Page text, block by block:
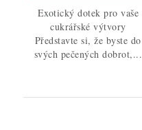
Exotický dotek pro vaše
cukrářské výtvory
Představte si, že byste do
svých pečených dobrot,...